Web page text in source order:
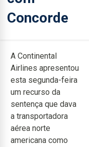
Concorde
A Continental
Airlines apresentou
esta segunda-feira
um recurso da
sentença que dava
a transportadora
aérea norte
americana como